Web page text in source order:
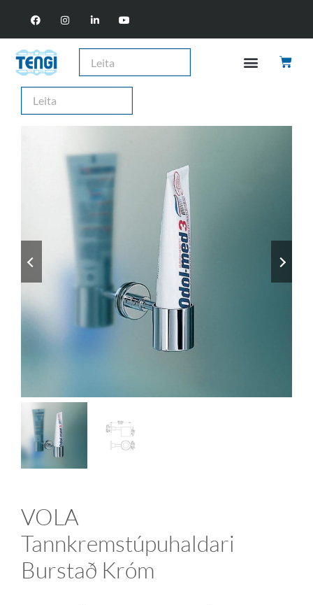
VOLA
Tannkremstúpuhaldari
Burstað Króm